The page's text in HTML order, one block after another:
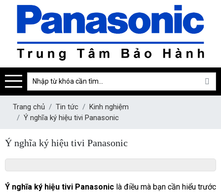
Trang chủ Tin tức
Kinh nghiệm
Ý nghĩa ký hiệu tivi Panasonic
Ý nghĩa ký hiệu tivi Panasonic
Ý nghĩa ký hiệu tivi Panasonic là điều mà bạn cần hiểu trước